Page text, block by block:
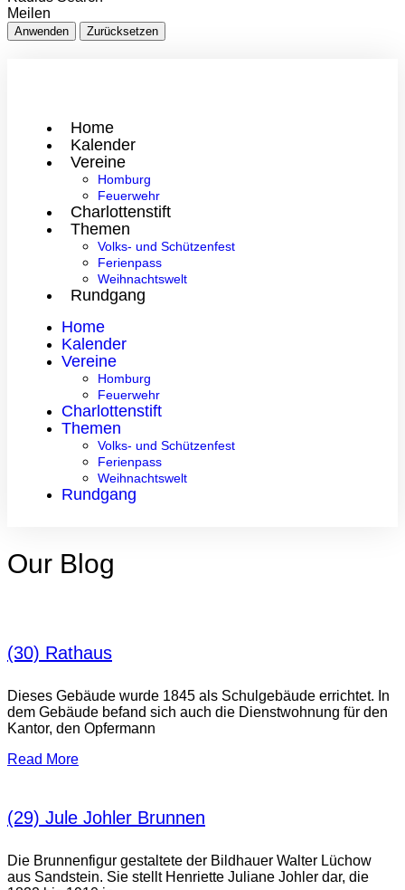
Meilen
Anwenden Zurücksetzen
Home
Kalender
Vereine
Homburg
Feuerwehr
Charlottenstift
Themen
Volks- und Schützenfest
Ferienpass
Weihnachtswelt
Rundgang
Home
Kalender
Vereine
Homburg
Feuerwehr
Charlottenstift
Themen
Volks- und Schützenfest
Ferienpass
Weihnachtswelt
Rundgang
Our Blog
(30) Rathaus
Dieses Gebäude wurde 1845 als Schulgebäude errichtet. In
dem Gebäude befand sich auch die Dienstwohnung für den
Kantor, den Opfermann
Read More
(29) Jule Johler Brunnen
Die Brunnenfigur gestaltete der Bildhauer Walter Lüchow
aus Sandstein. Sie stellt Henriette Juliane Johler dar, die